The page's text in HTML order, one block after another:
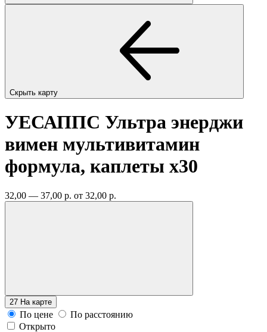
Скрыть карту
УЕСАППС Ультра энерджи
вимен мультивитамин
формула, каплеты x30
32,00 — 37,00 р. от 32,00 р.
27 На карте
По цене
По расстоянию
Открыто